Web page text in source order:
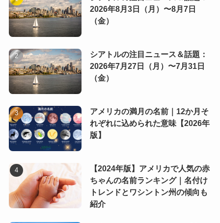
2026年8月3日（月）〜8月7日
（金）
シアトルの注目ニュース＆話題：
2026年7月27日（月）〜7月31日
（金）
アメリカの満月の名前｜12か月そ
れぞれに込められた意味【2026年
版】
【2024年版】アメリカで人気の赤
ちゃんの名前ランキング｜名付け
トレンドとワシントン州の傾向も
紹介